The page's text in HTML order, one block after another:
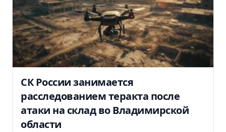
СК России занимается
расследованием теракта после
атаки на склад во Владимирской
области